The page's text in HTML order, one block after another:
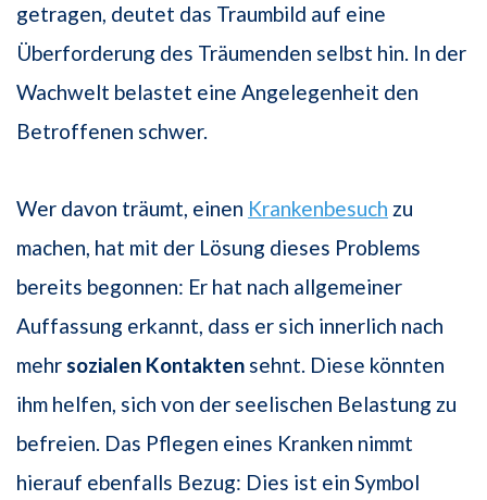
getragen, deutet das Traumbild auf eine
Überforderung des Träumenden selbst hin. In der
Wachwelt belastet eine Angelegenheit den
Betroffenen schwer.
Wer davon träumt, einen Krankenbesuch zu
machen, hat mit der Lösung dieses Problems
bereits begonnen: Er hat nach allgemeiner
Auffassung erkannt, dass er sich innerlich nach
mehrsozialen Kontakten sehnt. Diese könnten
ihm helfen, sich von der seelischen Belastung zu
befreien. Das Pflegen eines Kranken nimmt
hierauf ebenfalls Bezug: Dies ist ein Symbol